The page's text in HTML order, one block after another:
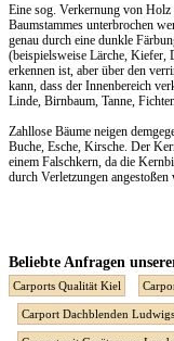
Eine sog. Verkernung von Holz
Baumstammes unterbrochen
genau durch eine dunkle
(beispielsweise Lärche, Kiefer,
erkennen ist, aber über den
kann, dass der Innenbereich
Linde, Birnbaum, Tanne,
Zahllose Bäume neigen
Buche, Esche, Kirsche. Der
einem Falschkern, da die
durch Verletzungen
Beliebte Anfragen
Carports Qualität Kiel
Carport Dachblenden